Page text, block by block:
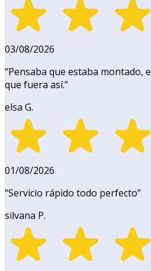
03/08/2026
“Pensaba que estaba montado,
que fuera así.”
elsa G.
01/08/2026
“Servicio rápido todo perfecto”
silvana P.